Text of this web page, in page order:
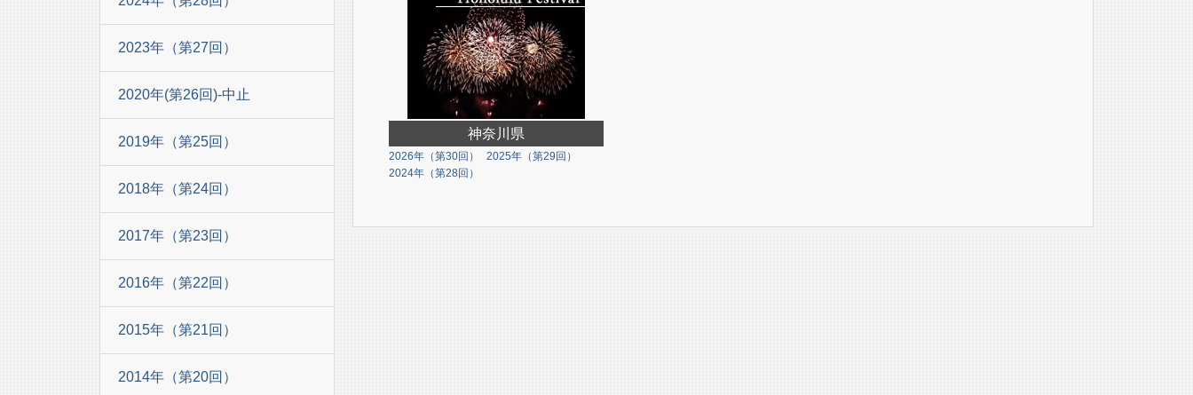
2023年（第27回）
2020年(第26回)-中止
2019年（第25回）
2018年（第24回）
2017年（第23回）
2016年（第22回）
2015年（第21回）
2014年（第20回）
神奈川県
2026年（第30回）
2025年（第29回）
2024年（第28回）